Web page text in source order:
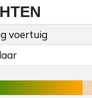
voertuig